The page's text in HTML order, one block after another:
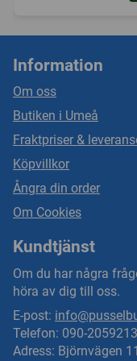
Information
Om oss
Butiken i Umeå
Fraktpriser &
Köpvillkor
Ångra din order
Om Cookies
Kundtjänst
Om du har några
höra av dig till oss.
E-post:
Telefon: 090-2059213
Adress: Björnvägen